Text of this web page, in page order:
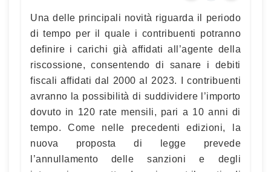
Una delle principali novità riguarda il periodo
di tempo per il quale i contribuenti potranno
definire i carichi già affidati all’agente della
riscossione, consentendo di sanare i debiti
fiscali affidati dal 2000 al 2023. I contribuenti
avranno la possibilità di suddividere l’importo
dovuto in 120 rate mensili, pari a 10 anni di
tempo. Come nelle precedenti edizioni, la
nuova proposta di legge prevede
l’annullamento delle sanzioni e degli